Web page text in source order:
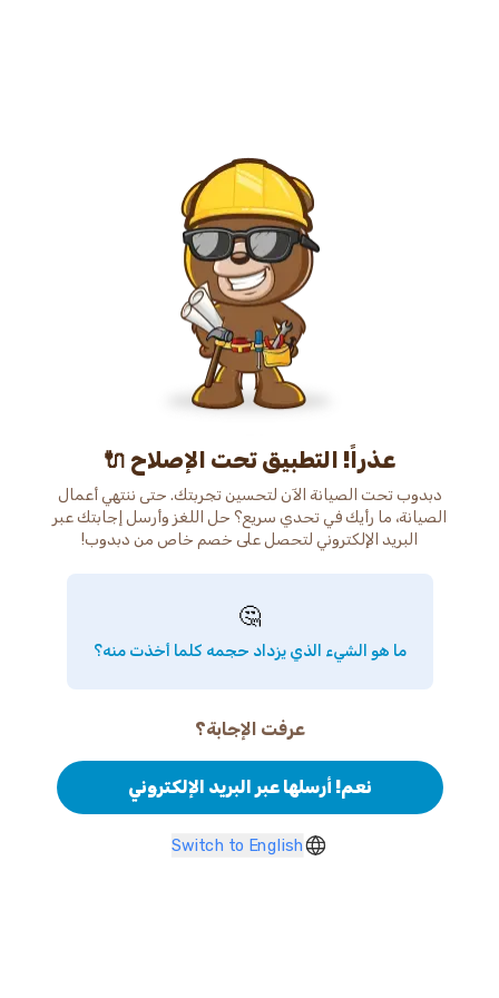
عذراً! التطبيق تحت الإصلاح 🔌
دبدوب تحت الصيانة الآن لتحسين تجربتك. حتى ننتهي أعمال
الصيانة، ما رأيك في تحدي سريع؟ حل اللغز وأرسل إجابتك عبر
البريد الإلكتروني لتحصل على خصم خاص من دبدوب!
🤔
ما هو الشيء الذي يزداد حجمه كلما أخذت منه؟
عرفت الإجابة؟
نعم! أرسلها عبر البريد الإلكتروني
Switch to English